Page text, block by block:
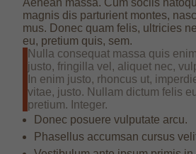
Aenean massa. Cum sociis
magnis dis parturient montes,
mus. Donec quam felis, ultricies
eu, pretium quis, sem.
Nulla consequat massa quis
justo, fringilla vel, aliquet nec,
In enim justo, rhoncus ut,
vitae, justo. Nullam dictum felis
pretium. Integer.
Donec posuere vulputate arcu.
Phasellus accumsan cursus